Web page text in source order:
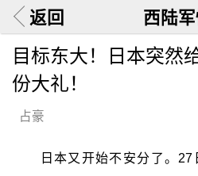
返回 西陆
目标东大！日本突然
份大礼！
占豪
日本又开始不安分了。